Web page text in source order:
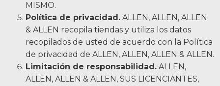
MISMO.
Política de privacidad. ALLEN, ALLEN, ALLEN
& ALLEN recopila tiendas y utiliza los datos
recopilados de usted de acuerdo con la Política
de privacidad de ALLEN, ALLEN, ALLEN & ALLEN.
Limitación de responsabilidad. ALLEN,
ALLEN, ALLEN & ALLEN, SUS LICENCIANTES,